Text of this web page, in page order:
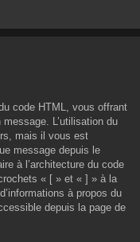
code HTML, vous offrant
L’utilisation du
mais il vous est
message depuis le
à l’architecture du code
« [ » et « ] » à la
à propos du
depuis la page de